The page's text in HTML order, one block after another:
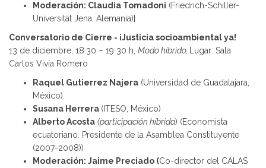
Moderación: Claudia Tomadoni (Friedrich-Schiller-
Universität Jena, Alemania)}
Conversatorio de Cierre - ¡Justicia socioambiental ya!
13 de diciembre, 18:30 – 19 30 h, Modo híbrido,
Lugar: Sala
Carlos Vivía Romero
Raquel Gutierrez Najera (Universidad de Guadalajara,
México)
Susana Herrera (ITESO, México)
Alberto Acosta (participación híbrida) (Economista
ecuatoriano. Presidente de la Asamblea Constituyente
(2007-2008))
Moderación: Jaime Preciado (Co-director del CALAS